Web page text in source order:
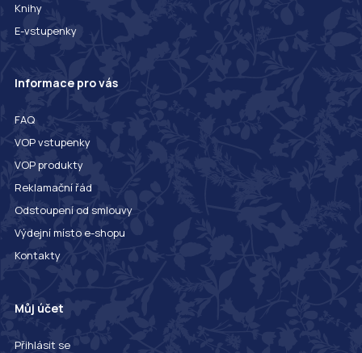
Knihy
E-vstupenky
Informace pro vás
FAQ
VOP vstupenky
VOP produkty
Reklamační řád
Odstoupení od smlouvy
Výdejní místo e-shopu
Kontakty
Můj účet
Přihlásit se